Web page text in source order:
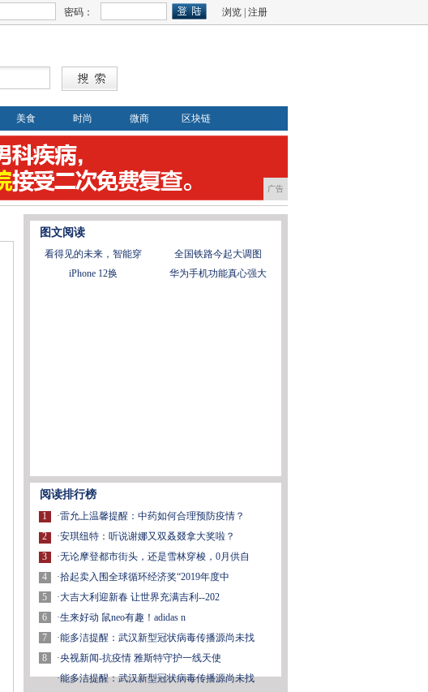
密码： 浏览 注册
美食 时尚 微商 区块链
广告
图文阅读
看得见的未来，智能穿
全国铁路今起大调图
iPhone 12换
华为手机功能真心强大
阅读排行榜
1
2
3
4
5
6
7
8
·雷允上温馨提醒：中药如何合理预防疫情？
·安琪纽特：听说谢娜又双叒叕拿大奖啦？
·无论摩登都市街头，还是雪林穿梭，0月供自
·拾起卖入围全球循环经济奖“2019年度中
·大吉大利迎新春 让世界充满吉利--202
·生来好动 鼠neo有趣！adidas n
·能多洁提醒：武汉新型冠状病毒传播源尚未找
·央视新闻-抗疫情 雅斯特守护一线天使
·能多洁提醒：武汉新型冠状病毒传播源尚未找